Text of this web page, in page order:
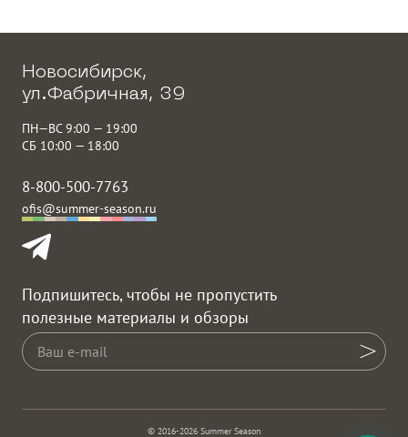
Новосибирск,
ул.Фабричная, 39
ПН—ВС 9:00 — 19:00
СБ 10:00 — 18:00
8-800-500-7763
ofis@summer-season.ru
Подпишитесь, чтобы не пропустить
полезные материалы и обзоры
© 2016-2026 Summer Season